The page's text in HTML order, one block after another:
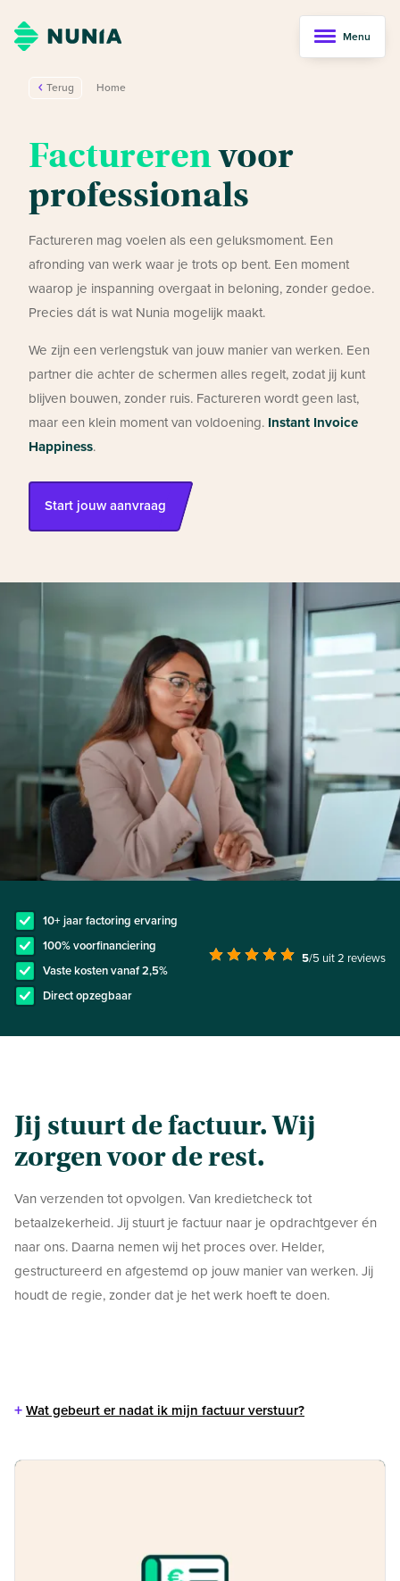
Menu
Terug Home
Facturerenvoor
professionals
Factureren mag voelen als een geluksmoment. Een
afronding van werk waar je trots op bent. Een moment
waarop je inspanning overgaat in beloning, zonder gedoe.
Precies dát is wat Nunia mogelijk maakt.
We zijn een verlengstuk van jouw manier van werken. Een
partner die achter de schermen alles regelt, zodat jij kunt
blijven bouwen, zonder ruis. Factureren wordt geen last,
maar een klein moment van voldoening. Instant Invoice
Happiness.
Start jouw aanvraag
10+ jaar factoring ervaring
100% voorfinanciering
Vaste kosten vanaf 2,5%
Direct opzegbaar
5/5 uit 2 reviews
Jij stuurt de factuur. Wij
zorgen voor de rest.
Van verzenden tot opvolgen. Van kredietcheck tot
betaalzekerheid. Jij stuurt je factuur naar je opdrachtgever én
naar ons. Daarna nemen wij het proces over. Helder,
gestructureerd en afgestemd op jouw manier van werken. Jij
houdt de regie, zonder dat je het werk hoeft te doen.
+Wat gebeurt er nadat ik mijn factuur verstuur?